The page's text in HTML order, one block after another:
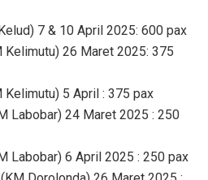
7 & 10 April 2025: 600 pax
Kelimutu) 26 Maret 2025: 375
Kelimutu) 5 April : 375 pax
Labobar) 24 Maret 2025 : 250
Labobar) 6 April 2025 : 250 pax